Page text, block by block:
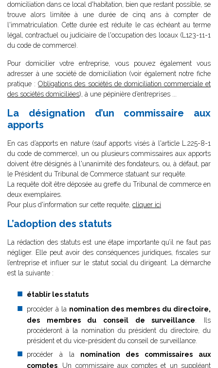
domiciliation dans ce local d'habitation, bien que restant possible, se
trouve alors limitée à une durée de cinq ans à compter de
l'immatriculation. Cette durée est réduite le cas échéant au terme
légal, contractuel ou judiciaire de l'occupation des locaux (L123-11-1
du code de commerce).
Pour domicilier votre entreprise, vous pouvez également vous
adresser à une société de domiciliation (voir également notre fiche
pratique :Obligations des sociétés de domiciliation commerciale et
des sociétés domiciliées), à une pépinière d’entreprises ...
La désignation d’un commissaire aux
apports
En cas d’apports en nature (sauf apports visés à l'article L.225-8-1
du code de commerce), un ou plusieurs commissaires aux apports
doivent être désignés à l'unanimité des fondateurs, ou, à défaut, par
le Président du Tribunal de Commerce statuant sur requête.
La requête doit être déposée au greffe du Tribunal de commerce en
deux exemplaires.
Pour plus d'information sur cette requête, cliquer ici
L’adoption des statuts
a rédaction des statuts est une étape importante qu’il ne faut pas
négliger. Elle peut avoir des conséquences juridiques, fiscales sur
l’entreprise et influer sur le statut social du dirigeant. La démarche
est la suivante :
établir les statuts
procéder à la nomination des membres du directoire,
des membres du conseil de surveillance . Ils
procéderont à la nomination du président du directoire, du
président et du vice-président du conseil de surveillance.
procéder à la nomination des commissaires aux
comptes . Un commissaire aux comptes et un suppléant